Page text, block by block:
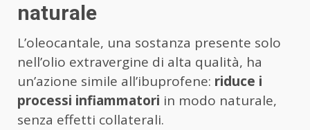
naturale
L’oleocantale, una sostanza presente solo
nell’olio extravergine di alta qualità, ha
un’azione simile all’ibuprofene: riduce i
processi infiammatori in modo naturale,
senza effetti collaterali.